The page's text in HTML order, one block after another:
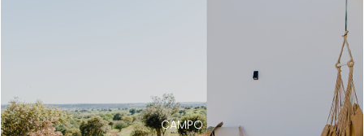
CAMPO